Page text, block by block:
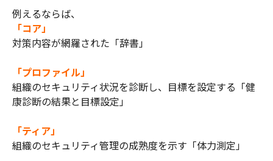
例えるならば、
「コア」
対策内容が網羅された「辞書」
「プロファイル」
組織のセキュリティ状況を診断し、目標を設定する「健
康診断の結果と目標設定」
「ティア」
組織のセキュリティ管理の成熟度を示す「体力測定」